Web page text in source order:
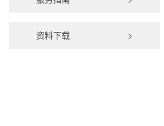
资料下载 >